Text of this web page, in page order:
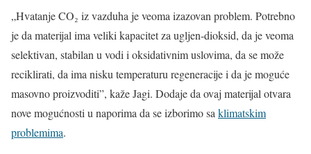
„Hvatanje CO₂ iz vazduha je veoma izazovan problem. Potrebno
je da materijal ima veliki kapacitet za ugljen-dioksid, da je veoma
selektivan, stabilan u vodi i oksidativnim uslovima, da se može
reciklirati, da ima nisku temperaturu regeneracije i da je moguće
masovno proizvoditi”, kaže Jagi. Dodaje da ovaj materijal otvara
nove mogućnosti u naporima da se izborimo sa klimatskim
problemima.